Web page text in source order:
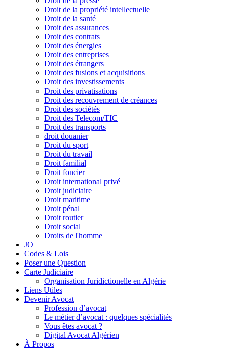
Droit de la propriété intellectuelle
Droit de la santé
Droit des assurances
Droit des contrats
Droit des énergies
Droit des entreprises
Droit des étrangers
Droit des fusions et acquisitions
Droit des investissements
Droit des privatisations
Droit des recouvrement de créances
Droit des sociétés
Droit des Telecom/TIC
Droit des transports
droit douanier
Droit du sport
Droit du travail
Droit familial
Droit foncier
Droit international privé
Droit judiciaire
Droit maritime
Droit pénal
Droit routier
Droit social
Droits de l'homme
JO
Codes & Lois
Poser une Question
Carte Judiciaire
Organisation Juridictionelle en Algérie
Liens Utiles
Devenir Avocat
Profession d’avocat
Le métier d’avocat : quelques spécialités
Vous êtes avocat ?
Digital Avocat Algérien
À Propos